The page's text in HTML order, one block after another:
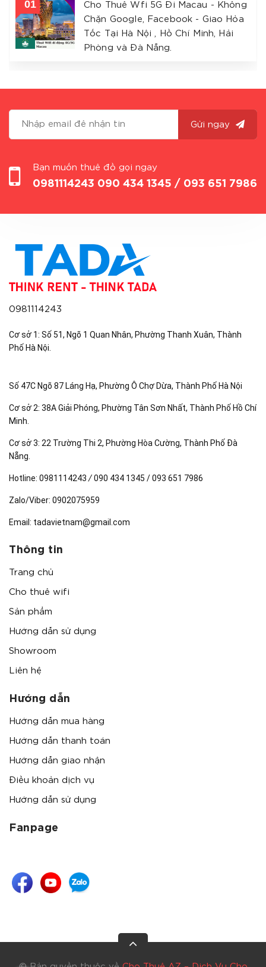
Cho Thuê Wfi 5G Đi Macau - Không
Chặn Google, Facebook - Giao Hỏa
Tốc Tại Hà Nội , Hồ Chí Minh, Hải
Phòng và Đà Nẵng.
Gửi ngay
Bạn muốn thuê đồ gọi ngay
0981114243 090 434 1345 / 093 651 7986
0981114243
Cơ sở 1: Số 51, Ngõ 1 Quan Nhân, Phường Thanh Xuân, Thành
Phố Hà Nội.
Số 47C Ngõ 87 Láng Hạ, Phường Ô Chợ Dừa, Thành Phố Hà Nội
Cơ sở 2: 38A Giải Phóng, Phường Tân Sơn Nhất, Thành Phố Hồ Chí
Minh.
Cơ sở 3: 22 Trường Thi 2, Phường Hòa Cường, Thành Phố Đà
Nẵng.
Hotline: 0981114243 /090 434 1345 / 093 651 7986
Zalo/Viber: 0902075959
Email: tadavietnam@gmail.com
Thông tin
Trang chủ
Cho thuê wifi
Sản phẩm
Hướng dẫn sử dụng
Showroom
Liên hệ
Hướng dẫn
Hướng dẫn mua hàng
Hướng dẫn thanh toán
Hướng dẫn giao nhận
Điều khoản dịch vụ
Hướng dẫn sử dụng
Fanpage